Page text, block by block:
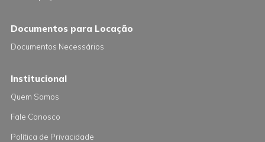
Documentos para Locação
Documentos Necessários
Institucional
Quem Somos
Fale Conosco
Política de Privacidade